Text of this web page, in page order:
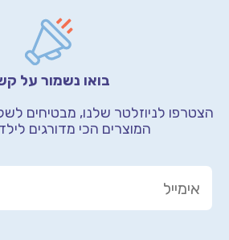
בואו נשמור על
הצטרפו לניוזלטר שלנו, מבטיחים
המוצרים הכי מדורגים